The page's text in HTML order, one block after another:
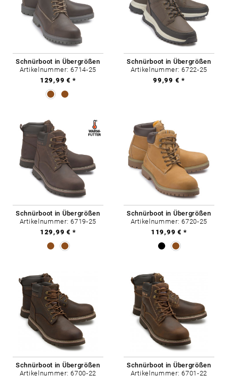
Schnürboot in Übergrößen
Artikelnummer: 6714-25
129,99 € *
Schnürboot in Übergrößen
Artikelnummer: 6722-25
99,99 € *
Schnürboot in Übergrößen
Artikelnummer: 6719-25
129,99 € *
Schnürboot in Übergrößen
Artikelnummer: 6720-25
119,99 € *
Schnürboot in Übergrößen
Artikelnummer: 6700-22
Schnürboot in Übergrößen
Artikelnummer: 6701-22